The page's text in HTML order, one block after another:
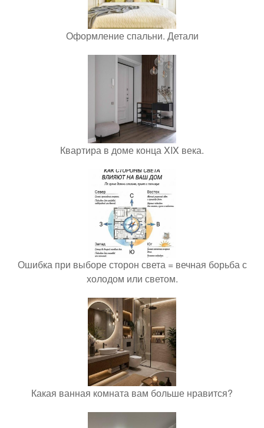
Оформление спальни. Детали
Квартира в доме конца XIX века.
Ошибка при выборе сторон света = вечная борьба с
холодом или светом.
Какая ванная комната вам больше нравится?